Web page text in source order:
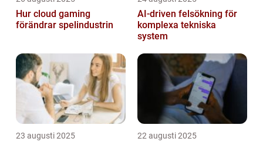
Hur cloud gaming
förändrar spelindustrin
AI‑driven felsökning för
komplexa tekniska
system
23 augusti 2025 22 augusti 2025